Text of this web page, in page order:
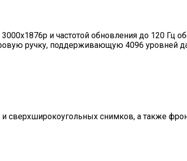
и частотой обновления до 120 Гц
ручку, поддерживающую 4096 уровней
сверхширокоугольных снимков, а также